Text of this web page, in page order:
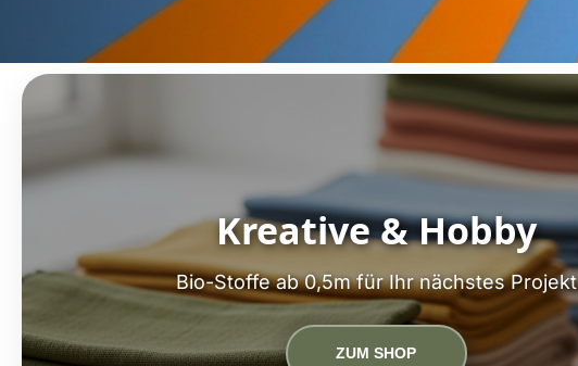
Kreative & Hobby
Bio-Stoffe ab 0,5m für Ihr nächstes Projekt
ZUM SHOP